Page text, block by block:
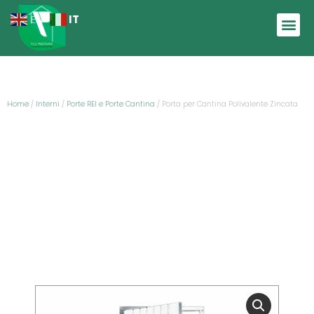
Home / Interni / Porte REI e Porte Cantina / Porta per Cantina Polivalente Zincata
EN IT